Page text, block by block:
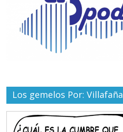
Los gemelos Por: Villafaña